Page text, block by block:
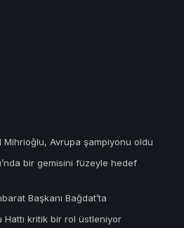
Avrupa şampiyonu oldu
bir gemisini füzeyle hedef
Başkanı Bağdat’ta
kritik bir rol üstleniyor